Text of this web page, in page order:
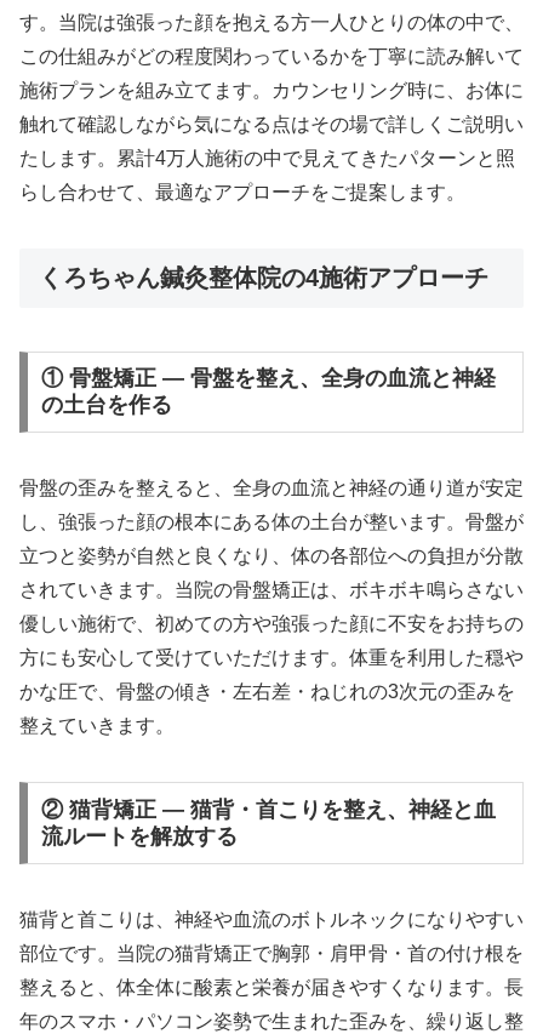
す。当院は強張った顔を抱える方一人ひとりの体の中で、
この仕組みがどの程度関わっているかを丁寧に読み解いて
施術プランを組み立てます。カウンセリング時に、お体に
触れて確認しながら気になる点はその場で詳しくご説明い
たします。累計4万人施術の中で見えてきたパターンと照
らし合わせて、最適なアプローチをご提案します。
くろちゃん鍼灸整体院の4施術アプローチ
① 骨盤矯正 — 骨盤を整え、全身の血流と神経
の土台を作る
骨盤の歪みを整えると、全身の血流と神経の通り道が安定
し、強張った顔の根本にある体の土台が整います。骨盤が
立つと姿勢が自然と良くなり、体の各部位への負担が分散
されていきます。当院の骨盤矯正は、ボキボキ鳴らさない
優しい施術で、初めての方や強張った顔に不安をお持ちの
方にも安心して受けていただけます。体重を利用した穏や
かな圧で、骨盤の傾き・左右差・ねじれの3次元の歪みを
整えていきます。
② 猫背矯正 — 猫背・首こりを整え、神経と血
流ルートを解放する
猫背と首こりは、神経や血流のボトルネックになりやすい
部位です。当院の猫背矯正で胸郭・肩甲骨・首の付け根を
整えると、体全体に酸素と栄養が届きやすくなります。長
年のスマホ・パソコン姿勢で生まれた歪みを、繰り返し整